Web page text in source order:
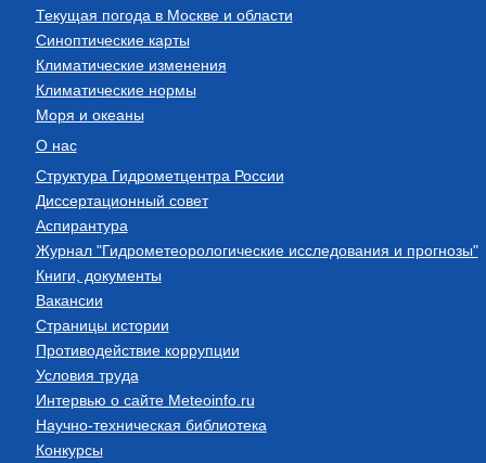
Текущая погода в Москве и области
Синоптические карты
Климатические изменения
Климатические нормы
Моря и океаны
О нас
Структура Гидрометцентра России
Диссертационный совет
Аспирантура
Журнал "Гидрометеорологические исследования и прогнозы"
Книги, документы
Вакансии
Страницы истории
Противодействие коррупции
Условия труда
Интервью о сайте Meteoinfo.ru
Научно-техническая библиотека
Конкурсы